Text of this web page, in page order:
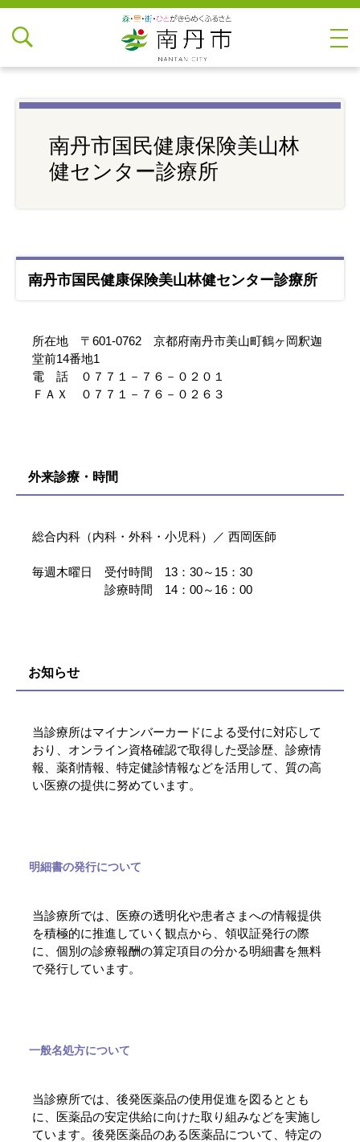
南丹市国民健康保険美山林
健センター診療所
南丹市国民健康保険美山林健センター診療所
所在地 〒601-0762 京都府南丹市美山町鶴ヶ岡釈迦
堂前14番地1
電 話 ０７７１－７６－０２０１
ＦＡＸ ０７７１－７６－０２６３
外来診療・時間
総合内科（内科・外科・小児科）／ 西岡医師
毎週木曜日 受付時間 13：30～15：30
診療時間 14：00～16：00
お知らせ
当診療所はマイナンバーカードによる受付に対応して
おり、オンライン資格確認で取得した受診歴、診療情
報、薬剤情報、特定健診情報などを活用して、質の高
い医療の提供に努めています。
明細書の発行について
当診療所では、医療の透明化や患者さまへの情報提供
を積極的に推進していく観点から、領収証発行の際
に、個別の診療報酬の算定項目の分かる明細書を無料
で発行しています。
一般名処方について
当診療所では、後発医薬品の使用促進を図るととも
に、医薬品の安定供給に向けた取り組みなどを実施し
ています。後発医薬品のある医薬品について、特定の